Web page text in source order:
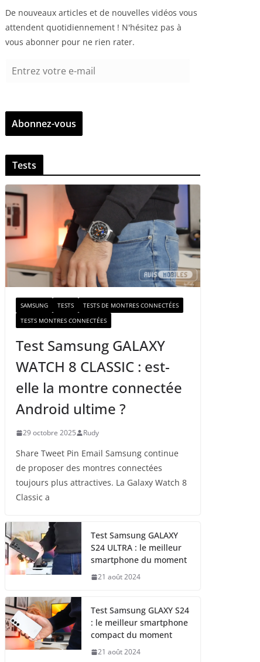
De nouveaux articles et de nouvelles vidéos vous
attendent quotidiennement ! N'hésitez pas à
vous abonner pour ne rien rater.
r
z
v
t
r
e
e
-
a
i
Abonnez-vous
Tests
SAMSUNG TESTS
TESTS DE MONTRES CONNECTÉES
TESTS MONTRES CONNECTÉES
Test Samsung GALAXY
WATCH 8 CLASSIC : est-
elle la montre connectée
Android ultime ?
29 octobre 2025 Rudy
Share Tweet Pin Email Samsung continue
de proposer des montres connectées
toujours plus attractives. La Galaxy Watch 8
Classic a
Test Samsung GALAXY
S24 ULTRA : le meilleur
smartphone du moment
21 août 2024
Test Samsung GLAXY S24
: le meilleur smartphone
compact du moment
21 août 2024